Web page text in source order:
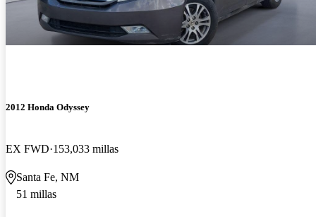
2012 Honda Odyssey
EX FWD 153,033 millas
Santa Fe, NM
51 millas